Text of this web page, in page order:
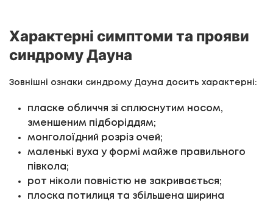
Характерні симптоми та прояви
синдрому Дауна
Зовнішні ознаки синдрому Дауна досить характерні:
пласке обличчя зі сплюснутим носом,
зменшеним підборіддям;
монголоїдний розріз очей;
маленькі вуха у формі майже правильного
півкола;
рот ніколи повністю не закривається;
плоска потилиця та збільшена ширина